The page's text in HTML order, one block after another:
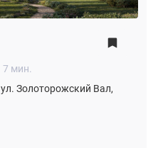
7 мин.
ул. Золоторожский Вал,